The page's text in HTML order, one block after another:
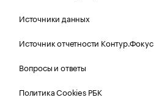
Источники данных
Источник отчетности Контур.Фокус
Вопросы и ответы
Политика Cookies РБК